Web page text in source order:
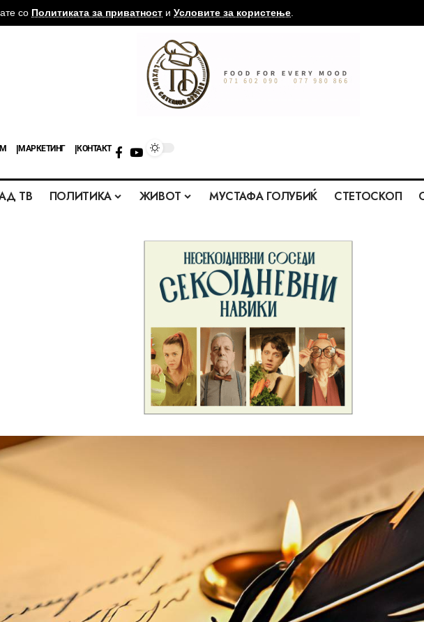
со Политиката за приватност и Условите за користење.
МАРКЕТИНГ КОНТАКТ
ТВ ПОЛИТИКА ЖИВОТ МУСТАФА ГОЛУБИЌ СТЕТОСКОП